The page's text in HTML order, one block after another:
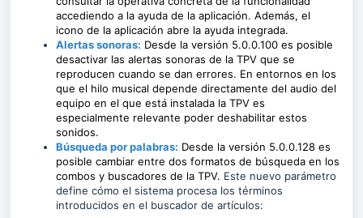
accediendo a la ayuda de la aplicación. Además, el
icono de la aplicación abre la ayuda integrada.
Alertas sonoras: Desde la versión 5.0.0.100 es posible
desactivar las alertas sonoras de la TPV que se
reproducen cuando se dan errores. En entornos en los
que el hilo musical depende directamente del audio del
equipo en el que está instalada la TPV es
especialmente relevante poder deshabilitar estos
sonidos.
Búsqueda por palabras: Desde la versión 5.0.0.128 es
posible cambiar entre dos formatos de búsqueda en los
combos y buscadores de la TPV. Este nuevo parámetro
define cómo el sistema procesa los términos
introducidos en el buscador de artículos: